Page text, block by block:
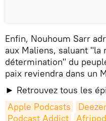
Enfin, Nouhoum Sarr
aux Maliens, saluant
détermination" du
paix reviendra dans un
► Retrouvez tous les
Apple Podcasts
Podcast Addict